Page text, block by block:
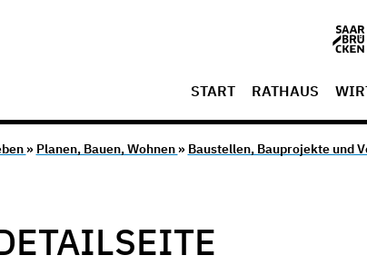
START RATHAUS
» Planen, Bauen, Wohnen » Baustellen, Bauprojekte und